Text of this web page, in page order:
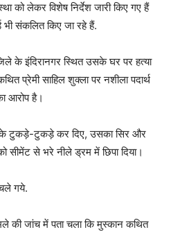
को लेकर विशेष निर्देश जारी किए गए हैं
संकलित किए जा रहे हैं.
के इंदिरानगर स्थित उसके घर पर हत्या
प्रेमी साहिल शुक्ला पर नशीला पदार्थ
आरोप है।
के टुकड़े-टुकड़े कर दिए, उसका सिर और
सीमेंट से भरे नीले ड्रम में छिपा दिया।
गये.
की जांच में पता चला कि मुस्कान कथित